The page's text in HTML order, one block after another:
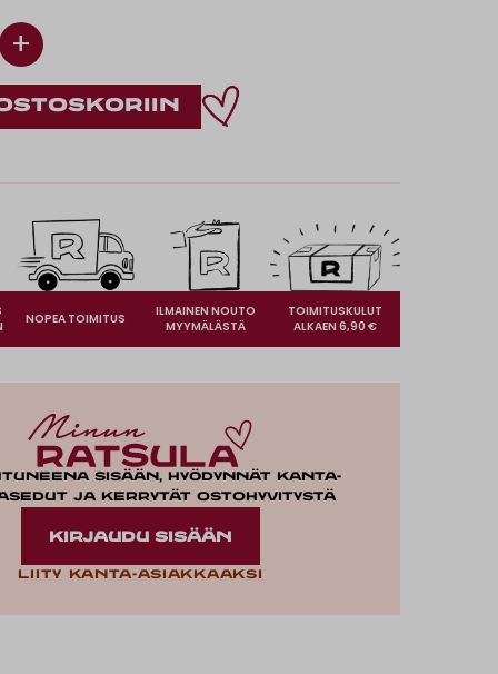
+
NOPEA TOIMITUS
ILMAINEN NOUTO
MYYMÄLÄSTÄ
TOIMITUSKULUT
ALKAEN 6,90 €
sisään, hyödynnät kanta-
ja kerrytät ostohyvitystä
KIRJAUDU SISÄÄN
Liity kanta-asiakkaaksi